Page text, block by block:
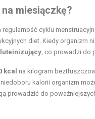
miesiączkę?
regularność cyklu
diet. Kiedy
, co prowadzi do
kcal na kilogram
kalorii organizm
prowadzić do